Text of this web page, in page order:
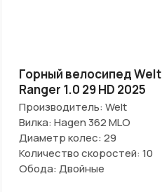
Горный велосипед Welt
Ranger 1.0 29 HD 2025
Производитель: Welt
Вилка: Hagen 362 MLO
Диаметр колес: 29
Количество скоростей: 10
Обода: Двойные